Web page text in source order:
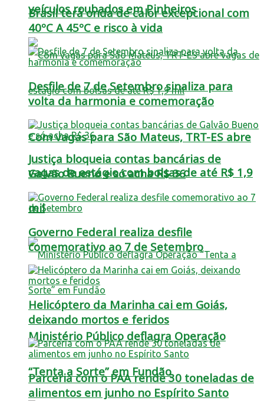
veículos roubados em Pinheiros
Com vagas para São Mateus, TRT-ES abre
vagas de estágio com bolsas de até R$ 1,9
mil
Ministério Público deflagra Operação
“Tenta a Sorte” em Fundão
Brasil terá onda de calor excepcional com
40ºC A 45ºC e risco à vida
Desfile de 7 de Setembro sinaliza para
volta da harmonia e comemoração
Justiça bloqueia contas bancárias de
Galvão Bueno e só acha R$ 36
Governo Federal realiza desfile
comemorativo ao 7 de Setembro
Helicóptero da Marinha cai em Goiás,
deixando mortos e feridos
Parceria com o PAA rende 30 toneladas de
alimentos em junho no Espírito Santo